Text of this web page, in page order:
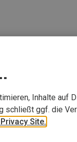
Inhalte auf
schließt ggf. die
Site.